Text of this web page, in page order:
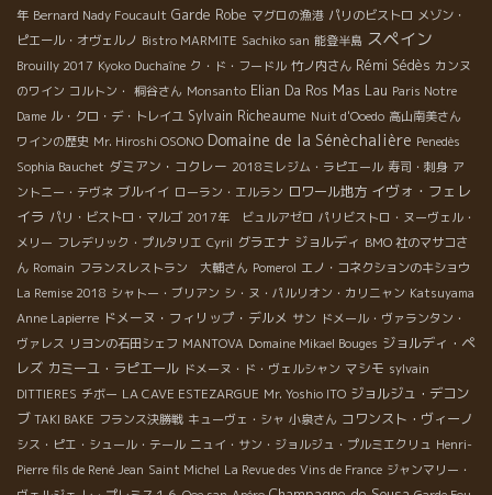
年 Bernard Nady Foucault Garde Robe マグロの漁港 パリのビストロ メゾン・
ピエール・オヴェルノ Bistro MARMITE Sachiko san 能登半島 スペイン
Brouilly 2017 Kyoko Duchaîne ク・ド・フードル 竹ノ内さん Rémi Sédès カンヌ
のワイン コルトン・ 桐谷さん Monsanto Elian Da Ros Mas Lau Paris Notre
Dame ル・クロ・デ・トレイユ Sylvain Richeaume Nuit d'Ooedo 高山南美さん
ワインの歴史 Mr. Hiroshi OSONO Domaine de la Sénèchalière Penedès
Sophia Bauchet ダミアン・コクレー 2018ミレジム・ラピエール 寿司・刺身 ア
ントニー・テヴネ ブルイイ ローラン・エルラン ロワール地方 イヴォ・フェレ
イラ パリ・ビストロ・マルゴ 2017年 ビュルアゼロ パリビストロ・ヌーヴェル・
メリー フレデリック・プルタリエ Cyril グラエナ ジョルディ BMO 社のマサコさ
ん Romain フランスレストラン 大輔さん Pomerol エノ・コネクションのキショウ
La Remise 2018 シャトー・ブリアン シ・ヌ・パルリオン・カリニャン Katsuyama
Anne Lapierre ドメーヌ・フィリップ・デルメ サン ドメール・ヴァランタン・
ヴァレス リヨンの石田シェフ MANTOVA Domaine Mikael Bouges ジョルディ・ペ
レズ カミーユ・ラピエール ドメーヌ・ド・ヴェルシャン マシモ sylvain
DITTIERES チボー LA CAVE ESTEZARGUE Mr. Yoshio ITO ジョルジュ・デコン
ブ TAKI BAKE フランス決勝戦 キューヴェ・シャ 小泉さん コワンスト・ヴィーノ
シス・ピエ・シュール・テール ニュイ・サン・ジョルジュ・プルミエクリュ Henri-
Pierre fils de René Jean Saint Michel La Revue des Vins de France ジャンマリー・